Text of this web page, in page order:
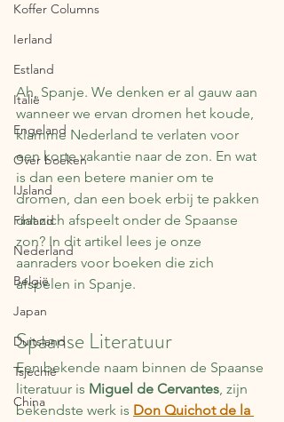
Koffer Columns
Ierland
Estland
Italië
Engeland
Over boeken
IJsland
Finland
Nederland
België
Japan
Duitsland
Tsjechië
China
Ah, Spanje. We denken er al gauw aan
wanneer we ervan dromen het koude,
klamme Nederland te verlaten voor
een korte vakantie naar de zon. En wat
is dan een betere manier om te
dromen, dan een boek erbij te pakken
dat zich afspeelt onder de Spaanse
zon? In dit artikel lees je onze
aanraders voor boeken die zich
afspelen in Spanje.
Spaanse Literatuur
Een bekende naam binnen de Spaanse
literatuur is Miguel de Cervantes, zijn
bekendste werk is Don Quichot de la